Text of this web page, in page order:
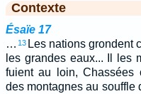
Contexte
Ésaïe 17
… 13 Les nations grondent
les grandes eaux... Il les
fuient au loin, Chassées
des montagnes au souffle